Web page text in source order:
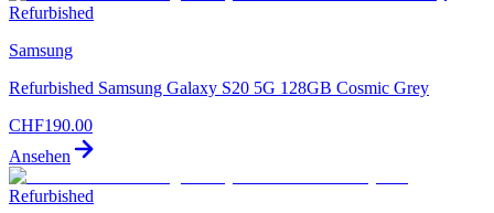
Refurbished
Samsung
Refurbished Samsung Galaxy S20 5G 128GB Cosmic Grey
CHF190.00
Ansehen
Refurbished